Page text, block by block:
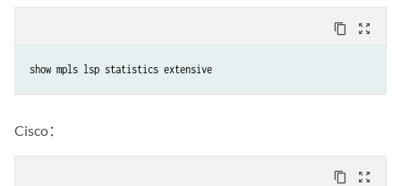
content_copy zoom_out_map
show mpls lsp statistics extensive
Cisco：
content_copy zoom_out_map